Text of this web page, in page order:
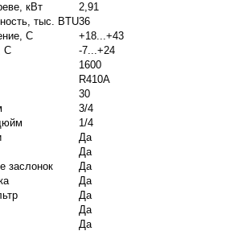
кВт
2,91
тыс. BTU36
С
+18...+43
С
-7...+24
1600
R410A
30
3/4
1/4
Да
Да
заслонок
Да
Да
Да
Да
Да